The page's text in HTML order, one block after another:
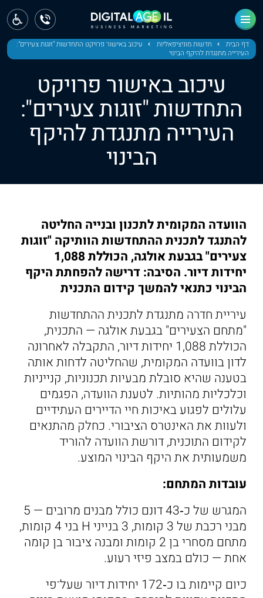
דף הבית חדשות מוניציפאליות
עיכוב באישור פרויקט התחדשות "זוגות צעירים":
העירייה מתנגדת להיקף הבינוי
עיכוב באישור פרויקט
התחדשות "זוגות צעירים":
העירייה מתנגדת להיקף
הבינוי
הוועדה המקומית לתכנון ובנייה החליטה
להתנגד לתכנית ההתחדשות הוותיקה "זוגות
צעירים" בגבעת אולגה, הכוללת 1,088
יחידות דיור. הסיבה: דרישה להפחתת היקף
הבינוי כתנאי להמשך קידום התכנית
עיריית חדרה מתנגדת לתכנית ההתחדשות
"מתחם הצעירים" בגבעת אולגה — התכנית,
הכוללת 1,088 יחידות דיור, התקבלה לאחרונה
לדון בוועדה המקומית, שהחליטה לדחות אותה
בטענה שהיא סובלת מבעיות תכנוניות, קנייניות
וכלכליות מהותיות. לטענת הוועדה, הפגמים
עלולים לפגוע באיכות חיי הדיירים העתידיים
ולעוות את האינטרס הציבורי. כחלק מהתנאים
לקידום התוכנית, דורשת הוועדה להוריד
משמעותית את היקף הבינוי המוצע.
עובדות המתחם:
המגרש של כ‑43 דונם כולל מבנים מרובים — 5
מבני רכבת של 3 קומות, 3 בנייני H בני 4 קומות,
מתחם מסחרי בן 2 קומות ומבנה ציבור בן קומה
אחת — כולם במצב פיזי רעוע.
כיום קיימות בו כ‑172 יחידות דיור שעל־פי
ראשי
חדשות
מחוז חיפה
מחוז מרכז
מחוז דרום